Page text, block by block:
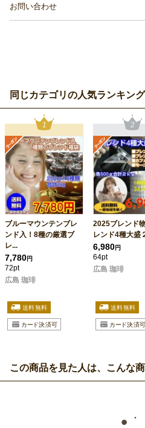
お問い合わせ
同じカテゴリの人気ランキング
ブルーマウンテンブレ
ンド入！8種の厳選ブ
レ...
7,780円
72pt
広島 珈琲
2025ブレンド
レンド4種大盛
6,980円
64pt
広島 珈琲
この商品を見た人は、こんな